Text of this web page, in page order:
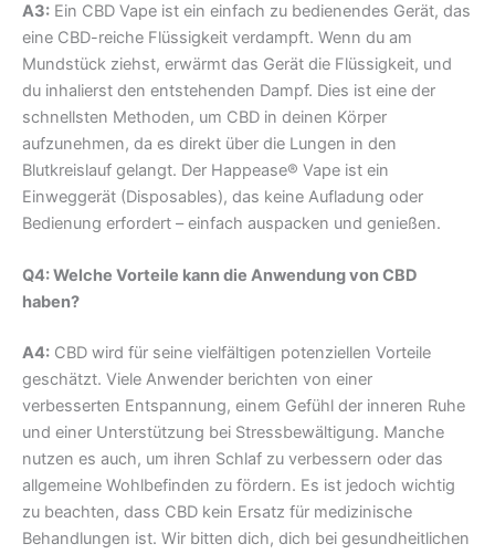
A3: Ein CBD Vape ist ein einfach zu bedienendes Gerät, das
eine CBD-reiche Flüssigkeit verdampft. Wenn du am
Mundstück ziehst, erwärmt das Gerät die Flüssigkeit, und
du inhalierst den entstehenden Dampf. Dies ist eine der
schnellsten Methoden, um CBD in deinen Körper
aufzunehmen, da es direkt über die Lungen in den
Blutkreislauf gelangt. Der Happease® Vape ist ein
Einweggerät (Disposables), das keine Aufladung oder
Bedienung erfordert – einfach auspacken und genießen.
Q4: Welche Vorteile kann die Anwendung von CBD
haben?
A4: CBD wird für seine vielfältigen potenziellen Vorteile
geschätzt. Viele Anwender berichten von einer
verbesserten Entspannung, einem Gefühl der inneren Ruhe
und einer Unterstützung bei Stressbewältigung. Manche
nutzen es auch, um ihren Schlaf zu verbessern oder das
allgemeine Wohlbefinden zu fördern. Es ist jedoch wichtig
zu beachten, dass CBD kein Ersatz für medizinische
Behandlungen ist. Wir bitten dich, dich bei gesundheitlichen